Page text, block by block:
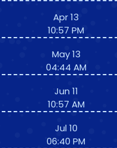
Apr 13
10:57 PM
May 13
04:44 AM
Jun 11
10:57 AM
Jul 10
06:40 PM